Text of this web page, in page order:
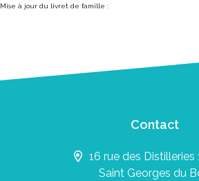
Mise à jour du livret de famille :
Contact
16 rue des Distilleries
Saint Georges du